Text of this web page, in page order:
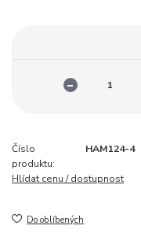
Číslo
produktu:
HAM124-4
Hlídat cenu / dostupnost
Do oblíbených